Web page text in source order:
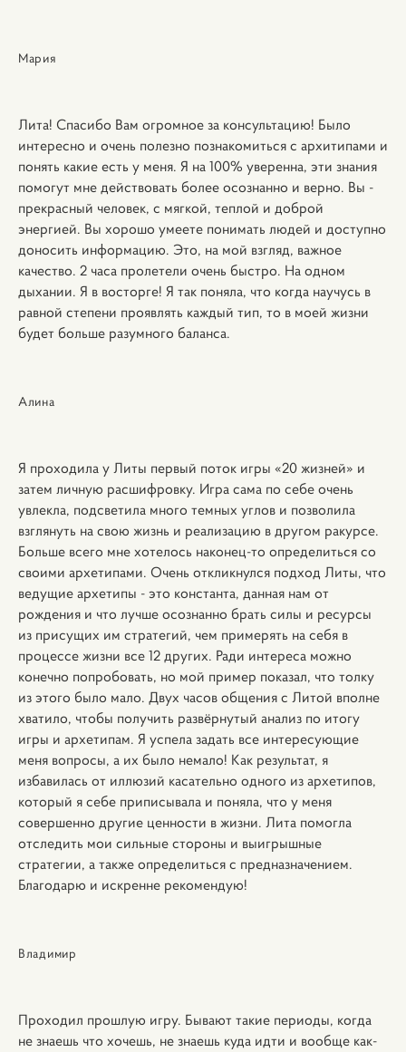
Мария
Лита! Спасибо Вам огромное за консультацию! Было
интересно и очень полезно познакомиться с архитипами и
понять какие есть у меня. Я на 100% уверенна, эти знания
помогут мне действовать более осознанно и верно. Вы -
прекрасный человек, с мягкой, теплой и доброй
энергией. Вы хорошо умеете понимать людей и доступно
доносить информацию. Это, на мой взгляд, важное
качество. 2 часа пролетели очень быстро. На одном
дыхании. Я в восторге! Я так поняла, что когда научусь в
равной степени проявлять каждый тип, то в моей жизни
будет больше разумного баланса.
Алина
Я проходила у Литы первый поток игры «20 жизней» и
затем личную расшифровку. Игра сама по себе очень
увлекла, подсветила много темных углов и позволила
взглянуть на свою жизнь и реализацию в другом ракурсе.
Больше всего мне хотелось наконец-то определиться со
своими архетипами. Очень откликнулся подход Литы, что
ведущие архетипы - это константа, данная нам от
рождения и что лучше осознанно брать силы и ресурсы
из присущих им стратегий, чем примерять на себя в
процессе жизни все 12 других. Ради интереса можно
конечно попробовать, но мой пример показал, что толку
из этого было мало. Двух часов общения с Литой вполне
хватило, чтобы получить развёрнутый анализ по итогу
игры и архетипам. Я успела задать все интересующие
меня вопросы, а их было немало! Как результат, я
избавилась от иллюзий касательно одного из архетипов,
который я себе приписывала и поняла, что у меня
совершенно другие ценности в жизни. Лита помогла
отследить мои сильные стороны и выигрышные
стратегии, а также определиться с предназначением.
Благодарю и искренне рекомендую!
Владимир
Проходил прошлую игру. Бывают такие периоды, когда
не знаешь что хочешь, не знаешь куда идти и вообще как-